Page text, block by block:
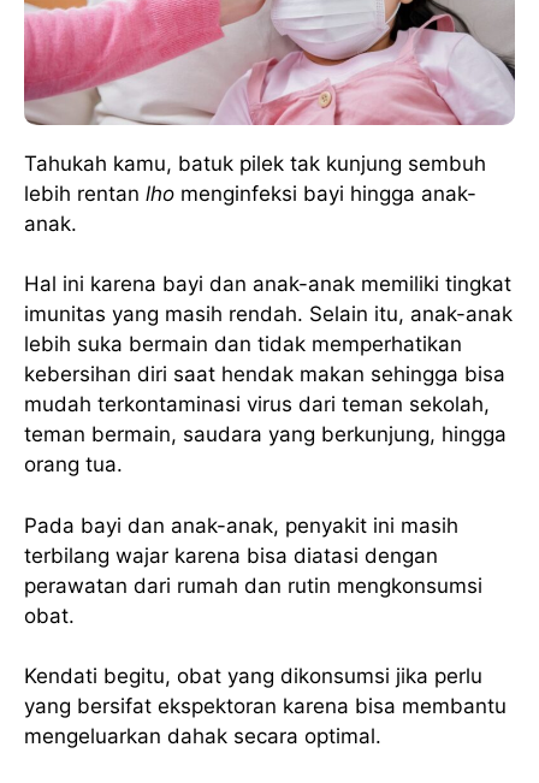
Tahukah kamu, batuk pilek tak kunjung sembuh
lebih rentan lho menginfeksi bayi hingga anak-
anak.
Hal ini karena bayi dan anak-anak memiliki tingkat
imunitas yang masih rendah. Selain itu, anak-anak
lebih suka bermain dan tidak memperhatikan
kebersihan diri saat hendak makan sehingga bisa
mudah terkontaminasi virus dari teman sekolah,
teman bermain, saudara yang berkunjung, hingga
orang tua.
Pada bayi dan anak-anak, penyakit ini masih
terbilang wajar karena bisa diatasi dengan
perawatan dari rumah dan rutin mengkonsumsi
obat.
Kendati begitu, obat yang dikonsumsi jika perlu
yang bersifat ekspektoran karena bisa membantu
mengeluarkan dahak secara optimal.